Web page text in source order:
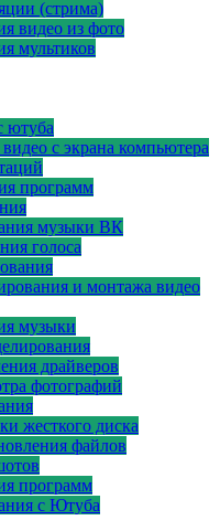
(стрима)
видео из фото
мультиков
ютуба
с экрана компьютера
программ
музыки ВК
голоса
и монтажа видео
музыки
драйверов
фотографий
жесткого диска
файлов
программ
с Ютуба